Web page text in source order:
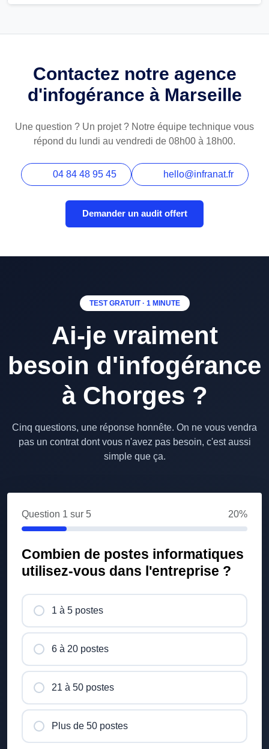
Contactez notre agence
d'infogérance à Marseille
Une question ? Un projet ? Notre équipe technique vous
répond du lundi au vendredi de 08h00 à 18h00.
04 84 48 95 45 hello@infranat.fr
Demander un audit offert
TEST GRATUIT · 1 MINUTE
Ai-je vraiment
besoin d'infogérance
à Chorges ?
Cinq questions, une réponse honnête. On ne vous vendra
pas un contrat dont vous n'avez pas besoin, c'est aussi
simple que ça.
Question 1 sur 5 20%
Combien de postes informatiques
utilisez-vous dans l'entreprise ?
1 à 5 postes
6 à 20 postes
21 à 50 postes
Plus de 50 postes